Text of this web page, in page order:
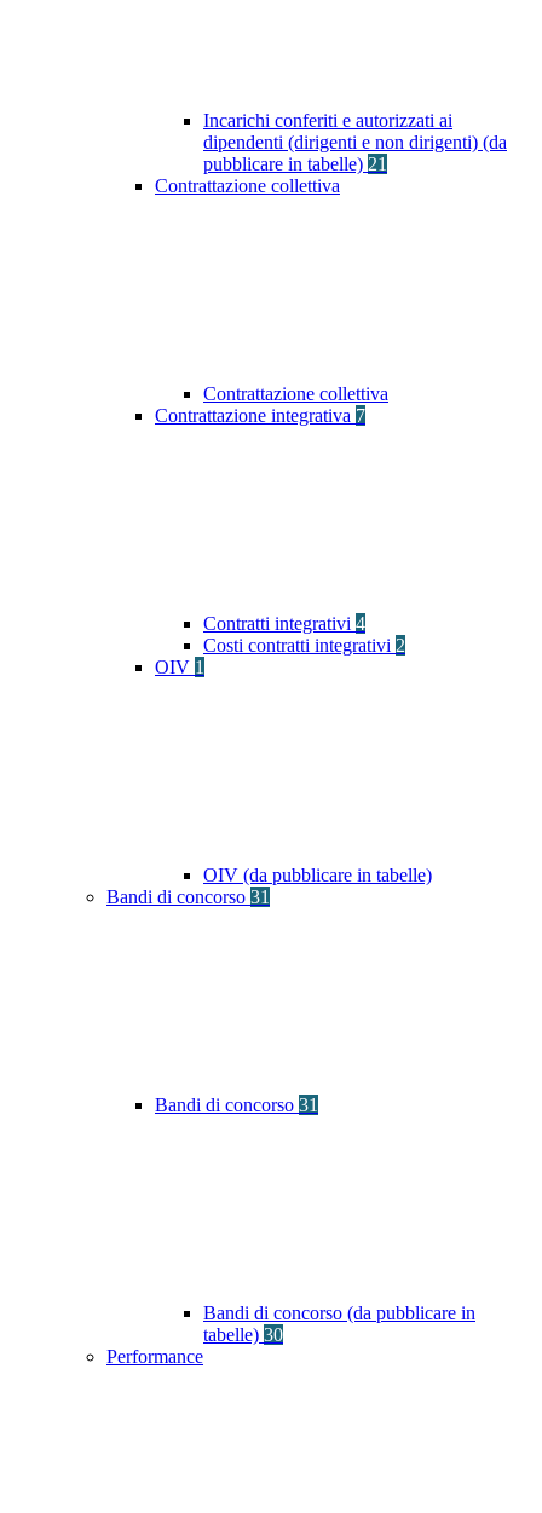
Incarichi conferiti e autorizzati ai
dipendenti (dirigenti e non dirigenti) (da
pubblicare in tabelle) 21
Contrattazione collettiva
Contrattazione collettiva
Contrattazione integrativa 7
Contratti integrativi 4
Costi contratti integrativi 2
OIV 1
OIV (da pubblicare in tabelle)
Bandi di concorso 31
Bandi di concorso 31
Bandi di concorso (da pubblicare in
tabelle) 30
Performance